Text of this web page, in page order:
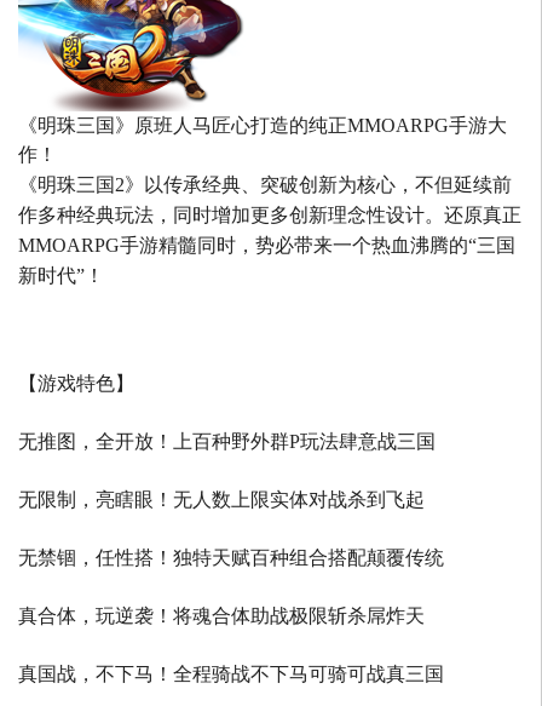
《明珠三国》原班人马匠心打造的纯正MMOARPG手游大
作！
《明珠三国2》以传承经典、突破创新为核心，不但延续前
作多种经典玩法，同时增加更多创新理念性设计。还原真正
MMOARPG手游精髓同时，势必带来一个热血沸腾的“三国
新时代”！
【游戏特色】
无推图，全开放！上百种野外群P玩法肆意战三国
无限制，亮瞎眼！无人数上限实体对战杀到飞起
无禁锢，任性搭！独特天赋百种组合搭配颠覆传统
真合体，玩逆袭！将魂合体助战极限斩杀屌炸天
真国战，不下马！全程骑战不下马可骑可战真三国